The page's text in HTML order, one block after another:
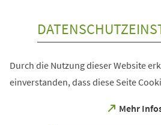
Durch die Nutzung dieser Website
einverstanden, dass diese Seite
Mehr
(Öffnet